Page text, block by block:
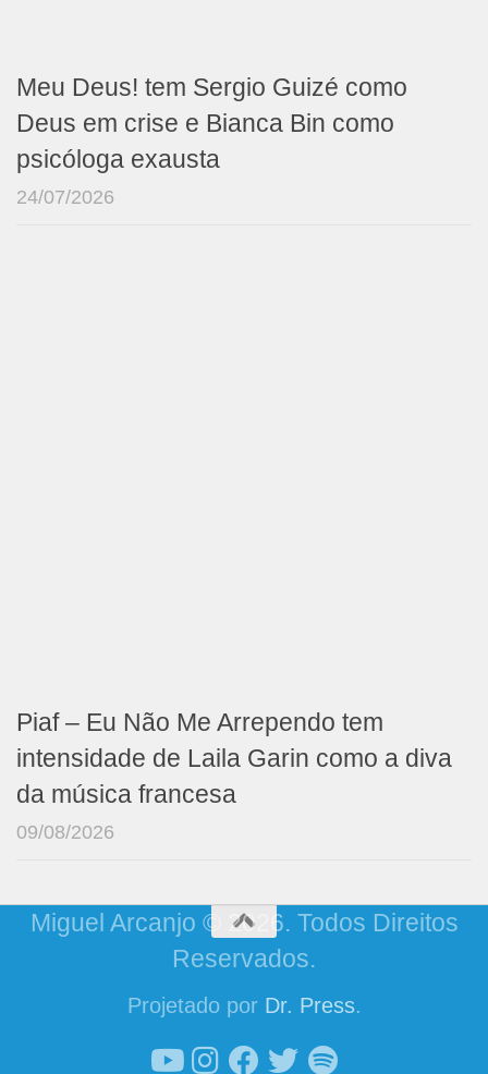
Meu Deus! tem Sergio Guizé como
Deus em crise e Bianca Bin como
psicóloga exausta
24/07/2026
Piaf – Eu Não Me Arrependo tem
intensidade de Laila Garin como a diva
da música francesa
09/08/2026
Miguel Arcanjo © 2026. Todos Direitos
Reservados.
Projetado por Dr. Press.